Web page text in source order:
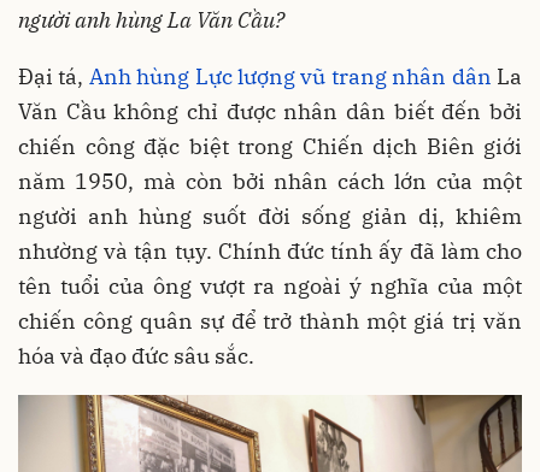
người anh hùng La Văn Cầu?
Đại tá, Anh hùng Lực lượng vũ trang nhân dân La
Văn Cầu không chỉ được nhân dân biết đến bởi
chiến công đặc biệt trong Chiến dịch Biên giới
năm 1950, mà còn bởi nhân cách lớn của một
người anh hùng suốt đời sống giản dị, khiêm
nhường và tận tụy. Chính đức tính ấy đã làm cho
tên tuổi của ông vượt ra ngoài ý nghĩa của một
chiến công quân sự để trở thành một giá trị văn
hóa và đạo đức sâu sắc.